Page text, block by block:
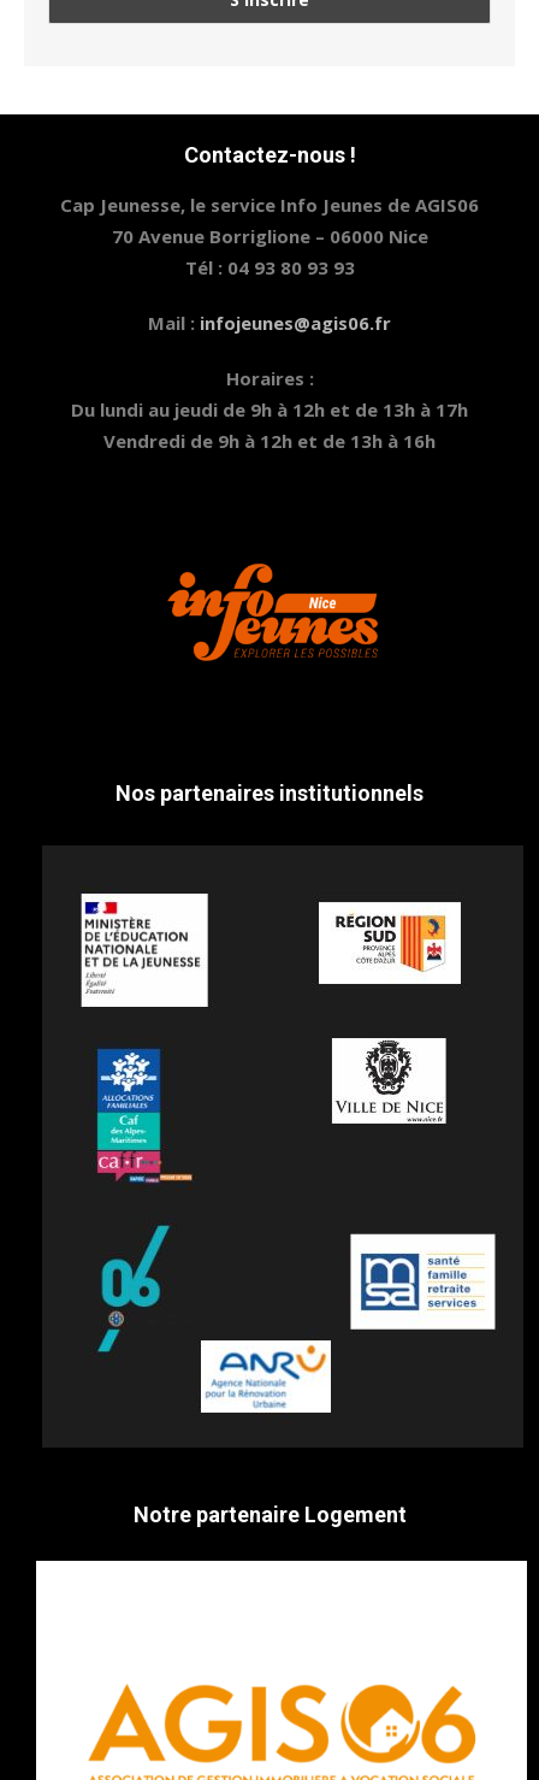
Contactez-nous !
Cap Jeunesse, le service Info Jeunes de AGIS06
70 Avenue Borriglione – 06000 Nice
Tél : 04 93 80 93 93
Mail : infojeunes@agis06.fr
Horaires :
Du lundi au jeudi de 9h à 12h et de 13h à 17h
Vendredi de 9h à 12h et de 13h à 16h
Nos partenaires institutionnels
Notre partenaire Logement